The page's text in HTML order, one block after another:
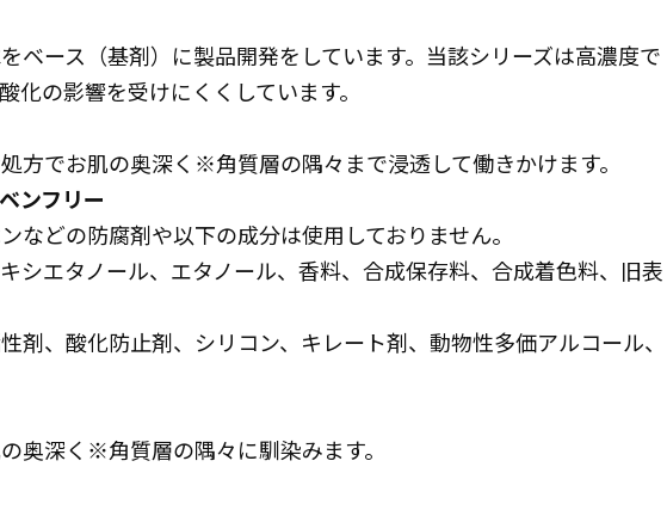
ベース（基剤）に製品開発をしています。当該シリーズは高濃度で
化の影響を受けにくくしています。
方でお肌の奥深く※角質層の隅々まで浸透して働きかけます。
ンフリー
などの防腐剤や以下の成分は使用しておりません。
シエタノール、エタノール、香料、合成保存料、合成着色料、旧表
剤、酸化防止剤、シリコン、キレート剤、動物性多価アルコール、
奥深く※角質層の隅々に馴染みます。